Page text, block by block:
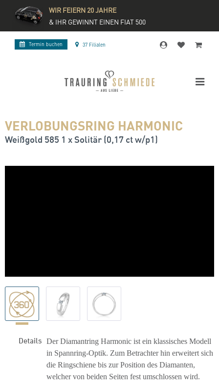
WIR FEIERN 20 JAHRE
& IHR GEWINNT EINEN FIAT 500
Termin buchen 37 Filialen
VERLOBUNGSRING HARMONIC
Weißgold 585 1 x Solitär (0,17 ct w/p1)
Details Der Diamantring Harmonic ist ein klassisches Modell
in Spannring-Optik. Zum Betrachter hin erweitert sich
die Ringschiene bis zur Position des Diamanten,
welcher von beiden Seiten fest umschlossen wird.